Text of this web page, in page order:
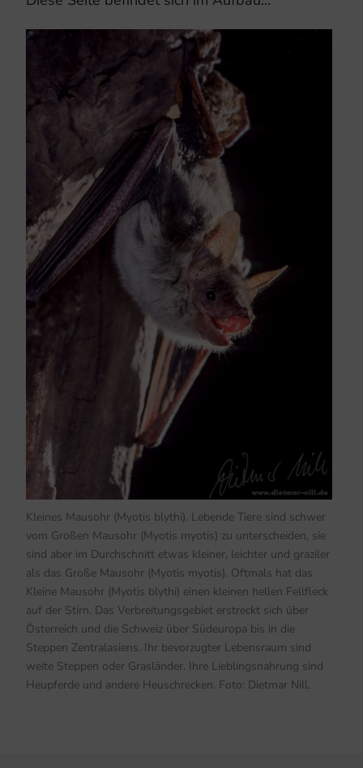
Kleines Mausohr (Myotis blythi). Lebende Tiere sind schwer
vom Großen Mausohr (Myotis myotis) zu unterscheiden, sie
sind aber im Durchschnitt etwas kleiner, leichter und graziler
als das Große Mausohr (Myotis myotis). Oftmals hat das
Kleine Mausohr (Myotis blythi) einen kleinen hellen Fellfleck
auf der Stirn. Das Verbreitungsgebiet erstreckt sich über
Österreich und die Schweiz über Südeuropa bis in die
Steppen Zentralasiens. Ihr bevorzugter Lebensraum sind
weite Steppen oder Grasländer. Ihre Lieblingsnahrung sind
Heupferde und andere Heuschrecken. Foto: Dietmar Nill.